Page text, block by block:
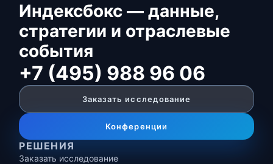
Индексбокс — данные,
стратегии и отраслевые
события
+7 (495) 988 96 06
Заказать исследование
Конференции
РЕШЕНИЯ
Заказать исследование